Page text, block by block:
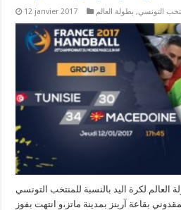
12 janvier 2017 التونسي, بطولة العالم
لكرة اليد بالنسبة للمنتخب التونسي
بقاعة آرينز بمدينة ماتز،و انتهت بفوز